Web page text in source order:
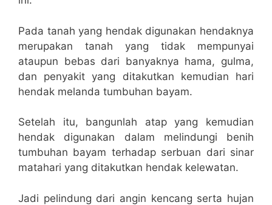
Pada tanah yang hendak digunakan hendaknya
merupakan tanah yang tidak mempunyai
ataupun bebas dari banyaknya hama, gulma,
dan penyakit yang ditakutkan kemudian hari
hendak melanda tumbuhan bayam.
Setelah itu, bangunlah atap yang kemudian
hendak digunakan dalam melindungi benih
tumbuhan bayam terhadap serbuan dari sinar
matahari yang ditakutkan hendak kelewatan.
Jadi pelindung dari angin kencang serta hujan